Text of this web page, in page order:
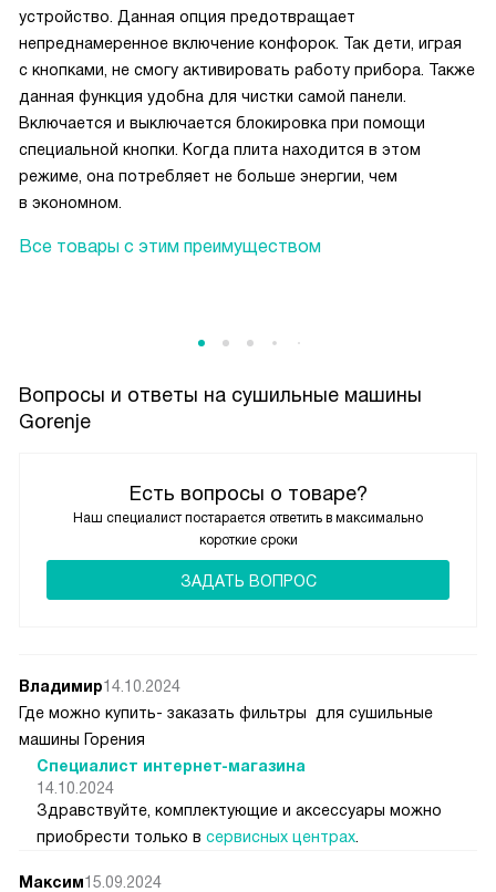
устройство. Данная опция предотвращает
непреднамеренное включение конфорок. Так дети, играя
с кнопками, не смогу активировать работу прибора. Также
данная функция удобна для чистки самой панели.
Включается и выключается блокировка при помощи
специальной кнопки. Когда плита находится в этом
режиме, она потребляет не больше энергии, чем
в экономном.
Все товары с этим преимуществом
Вопросы и ответы на сушильные машины
Gorenje
Есть вопросы о товаре?
Наш специалист постарается ответить в максимально
короткие сроки
ЗАДАТЬ ВОПРОС
Владимир14.10.2024
Где можно купить- заказать фильтры для сушильные
машины Горения
Специалист интернет-магазина
14.10.2024
Здравствуйте, комплектующие и аксессуары можно
приобрести только в сервисных центрах
Максим15.09.2024